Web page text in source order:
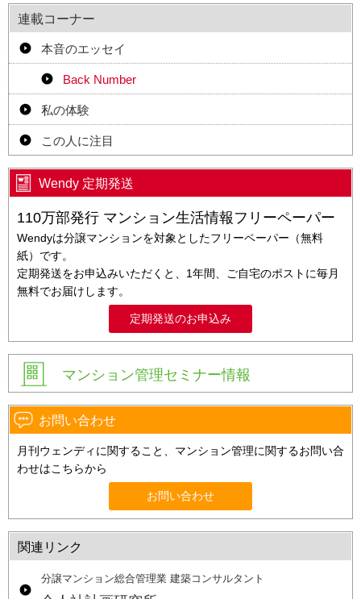
連載コーナー
本音のエッセイ
Back Number
私の体験
この人に注目
Wendy 定期発送
110万部発行 マンション生活情報フリーペーパー
Wendyは分譲マンションを対象としたフリーペーパー（無料
紙）です。
定期発送をお申込みいただくと、1年間、ご自宅のポストに毎月
無料でお届けします。
定期発送のお申込み
マンション管理セミナー情報
お問い合わせ
月刊ウェンディに関すること、マンション管理に関するお問い合
わせはこちらから
お問い合わせ
関連リンク
分譲マンション総合管理業 建築コンサルタント